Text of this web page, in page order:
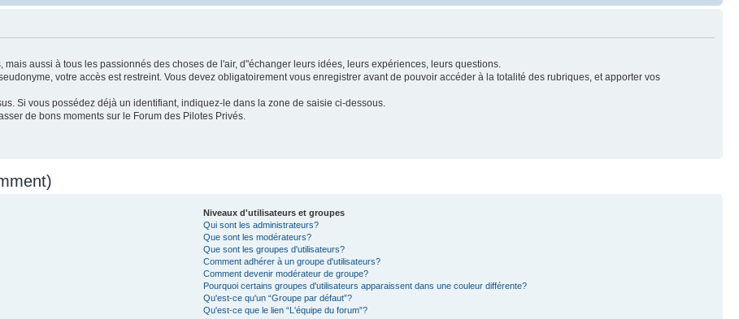
aussi à tous les passionnés des choses de l'air, d"échanger leurs idées, leurs expériences, leurs questions.
votre accès est restreint. Vous devez obligatoirement vous enregistrer avant de pouvoir accéder à la totalité des rubriques, et apporter vos
Si vous possédez déjà un identifiant, indiquez-le dans la zone de saisie ci-dessous.
de bons moments sur le Forum des Pilotes Privés.
Niveaux d'utilisateurs et groupes
Qui sont les administrateurs?
Que sont les modérateurs?
Que sont les groupes d'utilisateurs?
Comment adhérer à un groupe d'utilisateurs?
Comment devenir modérateur de groupe?
Pourquoi certains groupes d'utilisateurs apparaissent dans une couleur différente?
Qu'est-ce qu'un “Groupe par défaut”?
Qu'est-ce que le lien “L'équipe du forum”?